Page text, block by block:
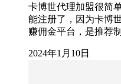
卡博世代理加盟很简
能注册了，因为卡博
赚佣金平台，是推荐
2024年1月10日